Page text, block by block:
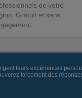
de votre
Gratuit et sans
leurs expériences
forcement des